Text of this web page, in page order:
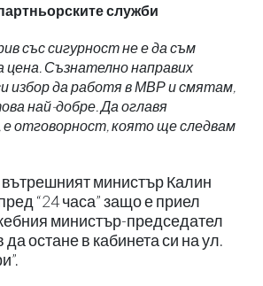
служби
със сигурност не е да съм
цена. Съзнателно направих
избор да работя в МВР и смятам,
най-добре. Да оглавя
отговорност, която ще следвам
министър Калин
“24 часа” защо е приел
министър-председател
остане в кабинета си на ул.